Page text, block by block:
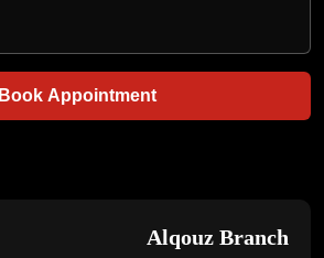
Book Appointment
Alqouz Branch